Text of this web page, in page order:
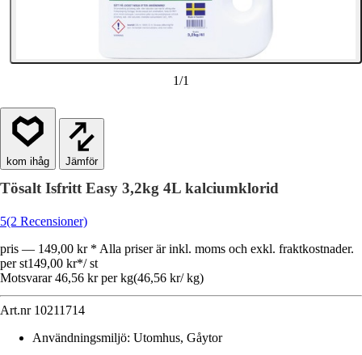
1/1
Jämför
Tösalt Isfritt Easy 3,2kg 4L kalciumklorid
5(2 Recensioner)
pris — 149,00 kr * Alla priser är inkl. moms och exkl. fraktkostnader.
per st149,00 kr*/ st
Motsvarar 46,56 kr per kg(46,56 kr/ kg)
Art.nr 10211714
Användningsmiljö: Utomhus, Gåytor